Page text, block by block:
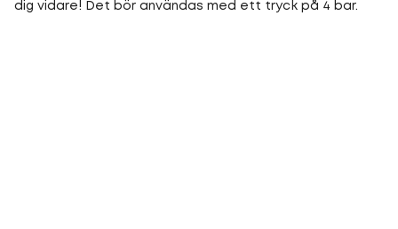
dig vidare! Det bör användas med ett tryck på 4 bar.